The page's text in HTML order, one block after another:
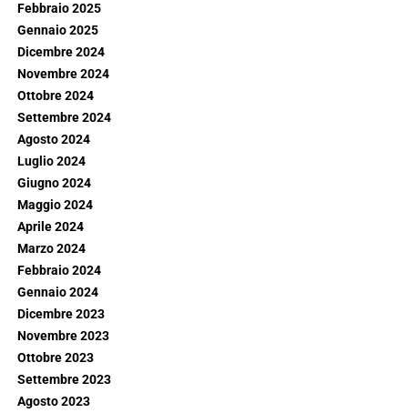
Febbraio 2025
Gennaio 2025
Dicembre 2024
Novembre 2024
Ottobre 2024
Settembre 2024
Agosto 2024
Luglio 2024
Giugno 2024
Maggio 2024
Aprile 2024
Marzo 2024
Febbraio 2024
Gennaio 2024
Dicembre 2023
Novembre 2023
Ottobre 2023
Settembre 2023
Agosto 2023